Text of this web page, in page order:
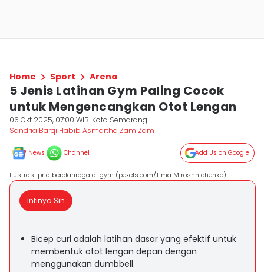
Home Sport Arena
5 Jenis Latihan Gym Paling Cocok
untuk Mengencangkan Otot Lengan
06 Okt 2025, 07:00 WIB Kota Semarang
Sandria Barqi Habib Asmartha Zam Zam
News Channel Add Us on Google
Ilustrasi pria berolahraga di gym (pexels.com/Tima Miroshnichenko)
Intinya Sih
Bicep curl adalah latihan dasar yang efektif untuk
membentuk otot lengan depan dengan
menggunakan dumbbell.